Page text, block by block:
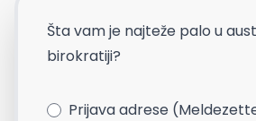
Šta vam je najteže palo u
birokratiji?
Prijava adrese